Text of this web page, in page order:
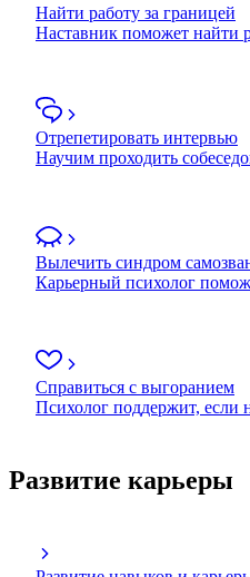
Найти работу за границей
Наставник поможет найти
Отрепетировать интервью
Научим проходить
Вылечить синдром
Карьерный психолог
Справиться с выгоранием
Психолог поддержит, если
Развитие карьеры